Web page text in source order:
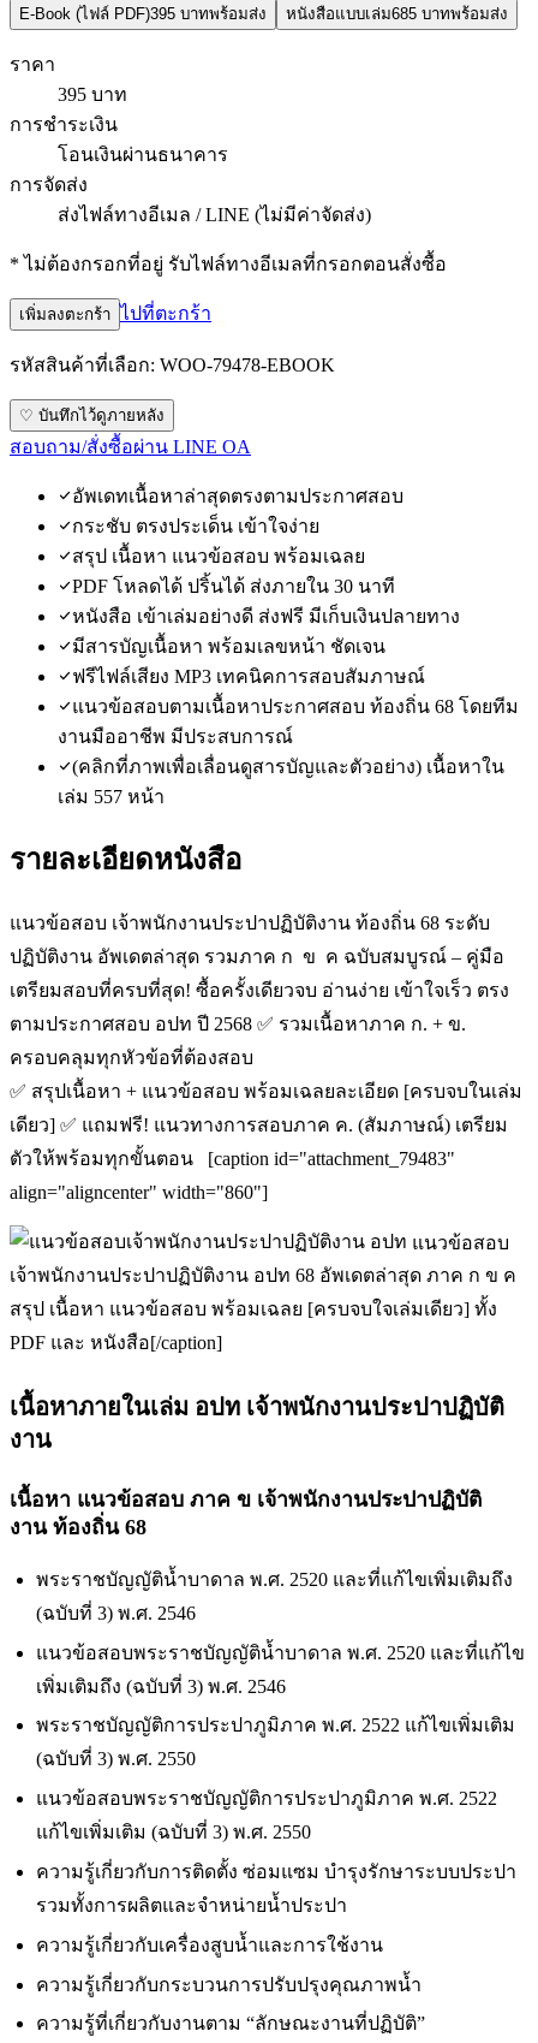
E-Book (ไฟล์ PDF)395 บาทพร้อมส่ง หนังสือแบบเล่ม685 บาทพร้อมส่ง
ราคา
395 บาท
การชำระเงิน
โอนเงินผ่านธนาคาร
การจัดส่ง
ส่งไฟล์ทางอีเมล / LINE (ไม่มีค่าจัดส่ง)
* ไม่ต้องกรอกที่อยู่ รับไฟล์ทางอีเมลที่กรอกตอนสั่งซื้อ
เพิ่มลงตะกร้า ไปที่ตะกร้า
รหัสสินค้าที่เลือก: WOO-79478-EBOOK
♡ บันทึกไว้ดูภายหลัง
สอบถาม/สั่งซื้อผ่าน LINE OA
อัพเดทเนื้อหาล่าสุดตรงตามประกาศสอบ
กระชับ ตรงประเด็น เข้าใจง่าย
สรุป เนื้อหา แนวข้อสอบ พร้อมเฉลย
PDF โหลดได้ ปริ้นได้ ส่งภายใน 30 นาที
หนังสือ เข้าเล่มอย่างดี ส่งฟรี มีเก็บเงินปลายทาง
มีสารบัญเนื้อหา พร้อมเลขหน้า ชัดเจน
ฟรีไฟล์เสียง MP3 เทคนิคการสอบสัมภาษณ์
แนวข้อสอบตามเนื้อหาประกาศสอบ ท้องถิ่น 68 โดยทีม
งานมืออาชีพ มีประสบการณ์
(คลิกที่ภาพเพื่อเลื่อนดูสารบัญและตัวอย่าง) เนื้อหาใน
เล่ม 557 หน้า
รายละเอียดหนังสือ
แนวข้อสอบ เจ้าพนักงานประปาปฏิบัติงาน ท้องถิ่น 68 ระดับ
ปฏิบัติงาน อัพเดตล่าสุด รวมภาค ก ข ค ฉบับสมบูรณ์ – คู่มือ
เตรียมสอบที่ครบที่สุด! ซื้อครั้งเดียวจบ อ่านง่าย เข้าใจเร็ว ตรง
ตามประกาศสอบ อปท ปี 2568 ✅ รวมเนื้อหาภาค ก. + ข.
ครอบคลุมทุกหัวข้อที่ต้องสอบ
✅ สรุปเนื้อหา + แนวข้อสอบ พร้อมเฉลยละเอียด [ครบจบในเล่ม
เดียว] ✅ แถมฟรี! แนวทางการสอบภาค ค. (สัมภาษณ์) เตรียม
ตัวให้พร้อมทุกขั้นตอน [caption id="attachment_79483"
align="aligncenter" width="860"]
แนวข้อสอบ
เจ้าพนักงานประปาปฏิบัติงาน อปท 68 อัพเดตล่าสุด ภาค ก ข ค
สรุป เนื้อหา แนวข้อสอบ พร้อมเฉลย [ครบจบใจเล่มเดียว] ทั้ง
PDF และ หนังสือ[/caption]
เนื้อหาภายในเล่ม อปท เจ้าพนักงานประปาปฏิบัติ
งาน
เนื้อหา แนวข้อสอบ ภาค ข เจ้าพนักงานประปาปฏิบัติ
งาน ท้องถิ่น 68
พระราชบัญญัติน้ำบาดาล พ.ศ. 2520 และที่แก้ไขเพิ่มเติมถึง
(ฉบับที่ 3) พ.ศ. 2546
แนวข้อสอบพระราชบัญญัติน้ำบาดาล พ.ศ. 2520 และที่แก้ไข
เพิ่มเติมถึง (ฉบับที่ 3) พ.ศ. 2546
พระราชบัญญัติการประปาภูมิภาค พ.ศ. 2522 แก้ไขเพิ่มเติม
(ฉบับที่ 3) พ.ศ. 2550
แนวข้อสอบพระราชบัญญัติการประปาภูมิภาค พ.ศ. 2522
แก้ไขเพิ่มเติม (ฉบับที่ 3) พ.ศ. 2550
ความรู้เกี่ยวกับการติดตั้ง ซ่อมแซม บำรุงรักษาระบบประปา
รวมทั้งการผลิตและจำหน่ายน้ำประปา
ความรู้เกี่ยวกับเครื่องสูบน้ำและการใช้งาน
ความรู้เกี่ยวกับกระบวนการปรับปรุงคุณภาพน้ำ
ความรู้ที่เกี่ยวกับงานตาม “ลักษณะงานที่ปฏิบัติ”